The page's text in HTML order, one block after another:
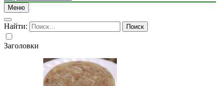
Меню
Найти:
Заголовки